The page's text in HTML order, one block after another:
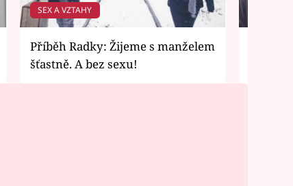
SEX A VZTAHY
Příběh Radky: Žijeme s manželem
šťastně. A bez sexu!